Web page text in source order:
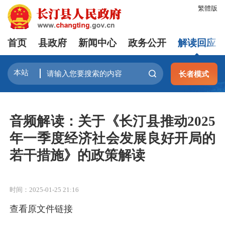
繁體版
首页 县政府 新闻中心 政务公开 解读回应
长者模式
音频解读：关于《长汀县推动2025
年一季度经济社会发展良好开局的
若干措施》的政策解读
时间：2025-01-25 21:16
查看原文件链接